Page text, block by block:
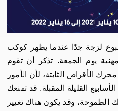
لزجة جدًا عندما يظهر كوكب
يوم الجمعة. تذكر أن تقوم
الأقراص الثابتة، لأن الأمور
القليلة المقبلة. قد تمنعك
الطموحة، وقد يكون هناك تغيير